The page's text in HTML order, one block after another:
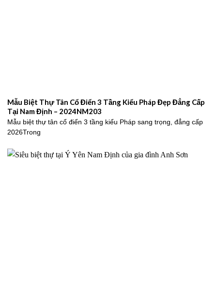
Mẫu Biệt Thự Tân Cổ Điển 3 Tầng Kiểu Pháp Đẹp Đẳng Cấp
Tại Nam Định – 2024NM203
Mẫu biệt thự tân cổ điển 3 tầng kiểu Pháp sang trọng, đẳng cấp
2026Trong